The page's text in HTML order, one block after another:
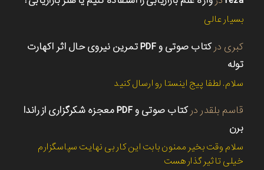
بسیار عالی
کبری در
کتاب صوتی و PDF تمرین نیروی حال اثر اکهارت
توله
سلام. لطفا پیج اینستا رو ارسال کنید
قاسم بلقدر در
کتاب صوتی و PDF معجزه شکرگزاری از راندا
برن
سلام وقت بخیر ممنون بابت این کار بی نهایت سپاسگزارم
خیلی تاثیر گذار هست